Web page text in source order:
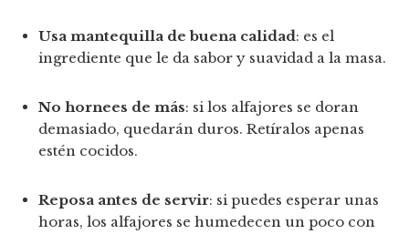
Usa mantequilla de buena calidad: es el
ingrediente que le da sabor y suavidad a la masa.
No hornees de más: si los alfajores se doran
demasiado, quedarán duros. Retíralos apenas
estén cocidos.
Reposa antes de servir: si puedes esperar unas
horas, los alfajores se humedecen un poco con